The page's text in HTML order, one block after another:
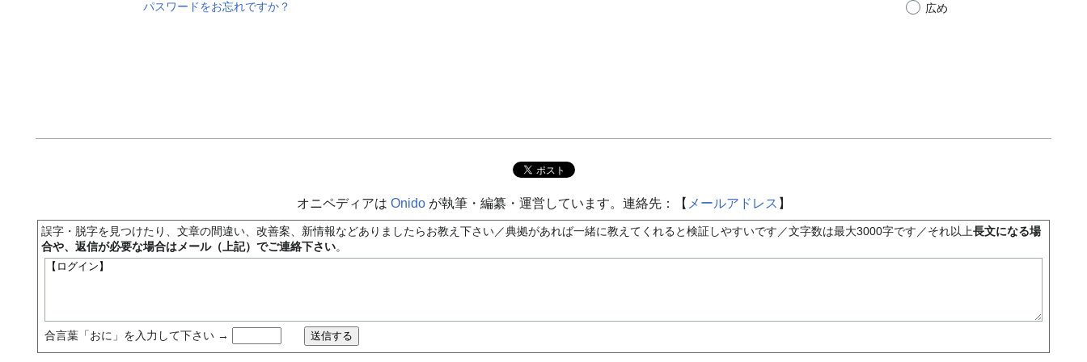
広め
パスワードをお忘れですか？
オニペディアは Onidoが執筆・編纂・運営しています。連絡先：【 メールアドレス 】
誤字・脱字を見つけたり、文章の間違い、改善案、新情報などありましたらお教え下さい／典拠があれば一緒に教えてくれると検証しやすいです／文字数は最大3000字です／それ以上長文になる場
合や、返信が必要な場合はメール（上記）でご連絡下さい。
合言葉「おに」を入力して下さい →